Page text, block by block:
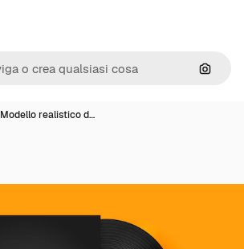
Cerca
Modello realistico d…